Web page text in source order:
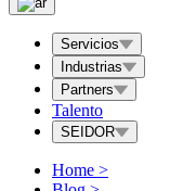
Servicios
Industrias
Partners
Talento
SEIDOR
Home >